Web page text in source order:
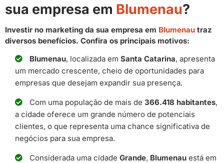
sua empresa em Blumenau?
Investir no marketing da sua empresa em Blumenau traz
diversos benefícios. Confira os principais motivos:
Blumenau, localizada em Santa Catarina, apresenta
um mercado crescente, cheio de oportunidades para
empresas que desejam expandir sua presença.
Com uma população de mais de 366.418 habitantes,
a cidade oferece um grande número de potenciais
clientes, o que representa uma chance significativa de
negócios para sua empresa.
Considerada uma cidade Grande, Blumenau está em